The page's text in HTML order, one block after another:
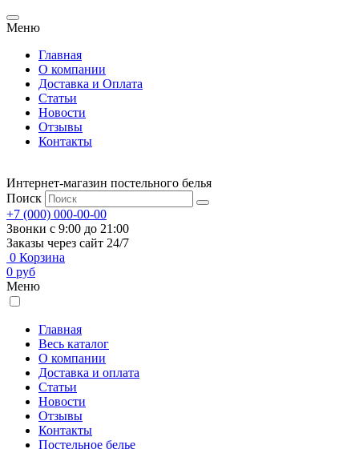
Меню
Главная
О компании
Доставка и Оплата
Статьи
Новости
Отзывы
Контакты
Интернет-магазин постельного белья
Поиск
+7 (000) 000-00-00
Звонки с 9:00 до 21:00
Заказы через сайт 24/7
0 Корзина
0 руб
Меню
Главная
Весь каталог
О компании
Доставка и оплата
Статьи
Новости
Отзывы
Контакты
Постельное белье